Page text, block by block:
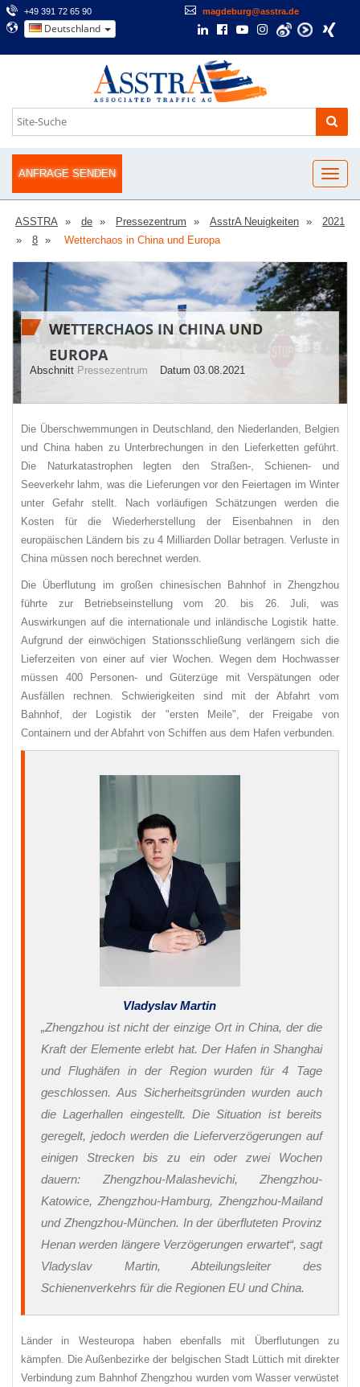
+49 391 72 65 90 magdeburg@asstra.de
Deutschland
ANFRAGE SENDEN
ASSTRA de Pressezentrum AsstrA Neuigkeiten
2021
8
Wetterchaos in China und Europa
WETTERCHAOS IN CHINA UND
EUROPA
Abschnitt Pressezentrum Datum 03.08.2021
Die Überschwemmungen in Deutschland, den Niederlanden, Belgien
und China haben zu Unterbrechungen in den Lieferketten geführt.
Die Naturkatastrophen legten den Straßen-, Schienen- und
Seeverkehr lahm, was die Lieferungen vor den Feiertagen im Winter
unter Gefahr stellt. Nach vorläufigen Schätzungen werden die
Kosten für die Wiederherstellung der Eisenbahnen in den
europäischen Ländern bis zu 4 Milliarden Dollar betragen. Verluste in
China müssen noch berechnet werden.
Die Überflutung im großen chinesischen Bahnhof in Zhengzhou
führte zur Betriebseinstellung vom 20. bis 26. Juli, was
Auswirkungen auf die internationale und inländische Logistik hatte.
Aufgrund der einwöchigen Stationsschließung verlängern sich die
Lieferzeiten von einer auf vier Wochen. Wegen dem Hochwasser
müssen 400 Personen- und Güterzüge mit Verspätungen oder
Ausfällen rechnen. Schwierigkeiten sind mit der Abfahrt vom
Bahnhof, der Logistik der "ersten Meile", der Freigabe von
Containern und der Abfahrt von Schiffen aus dem Hafen verbunden.
Vladyslav Martin
„Zhengzhou ist nicht der einzige Ort in China, der die
Kraft der Elemente erlebt hat. Der Hafen in Shanghai
und Flughäfen in der Region wurden für 4 Tage
geschlossen. Aus Sicherheitsgründen wurden auch
die Lagerhallen eingestellt. Die Situation ist bereits
geregelt, jedoch werden die Lieferverzögerungen auf
einigen Strecken bis zu ein oder zwei Wochen
dauern: Zhengzhou-Malashevichi, Zhengzhou-
Katowice, Zhengzhou-Hamburg, Zhengzhou-Mailand
und Zhengzhou-München. In der überfluteten Provinz
Henan werden längere Verzögerungen erwartet“, sagt
Vladyslav Martin, Abteilungsleiter des
Schienenverkehrs für die Regionen EU und China.
Länder in Westeuropa haben ebenfalls mit Überflutungen zu
kämpfen. Die Außenbezirke der belgischen Stadt Lüttich mit direkter
Verbindung zum Bahnhof Zhengzhou wurden vom Wasser verwüstet